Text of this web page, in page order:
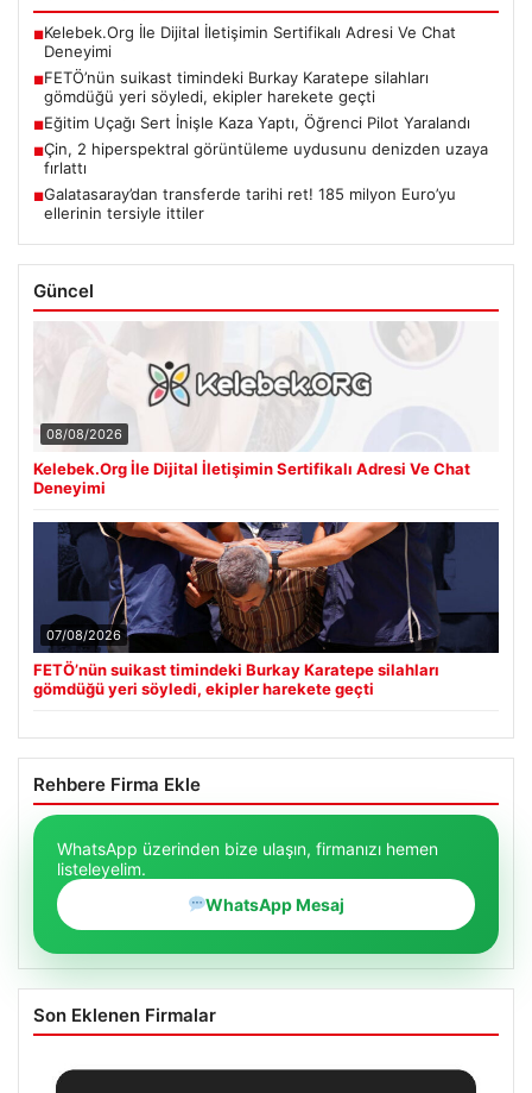
■Kelebek.Org İle Dijital İletişimin Sertifikalı Adresi Ve Chat
Deneyimi
■FETÖ’nün suikast timindeki Burkay Karatepe silahları
gömdüğü yeri söyledi, ekipler harekete geçti
■Eğitim Uçağı Sert İnişle Kaza Yaptı, Öğrenci Pilot Yaralandı
■Çin, 2 hiperspektral görüntüleme uydusunu denizden uzaya
fırlattı
■Galatasaray’dan transferde tarihi ret! 185 milyon Euro’yu
ellerinin tersiyle ittiler
Güncel
08/08/2026
Kelebek.Org İle Dijital İletişimin Sertifikalı Adresi Ve Chat
Deneyimi
07/08/2026
FETÖ’nün suikast timindeki Burkay Karatepe silahları
gömdüğü yeri söyledi, ekipler harekete geçti
Rehbere Firma Ekle
WhatsApp üzerinden bize ulaşın, firmanızı hemen
listeleyelim.
WhatsApp Mesaj
Son Eklenen Firmalar